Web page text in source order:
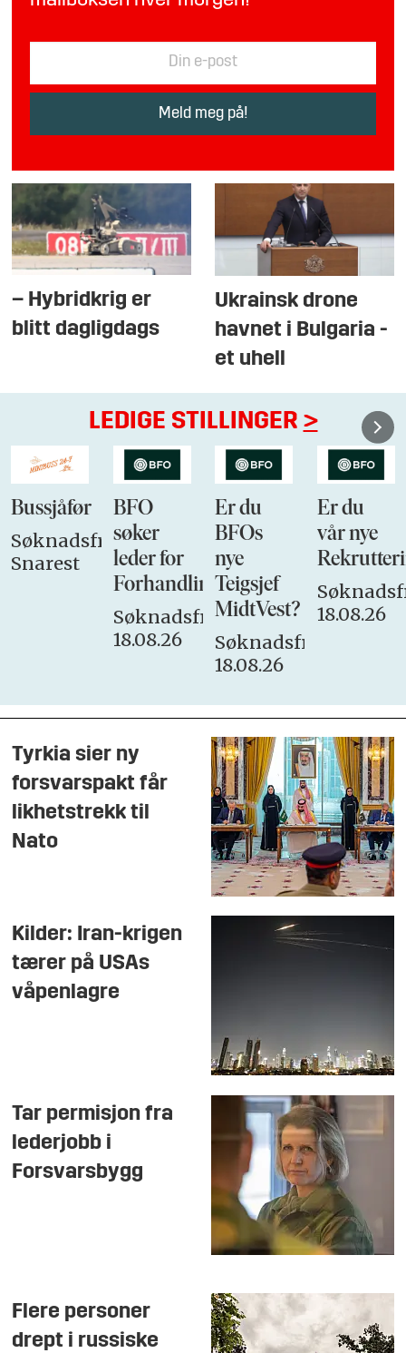
– Hybridkrig er
blitt dagligdags
Ukrainsk drone
havnet i Bulgaria -
et uhell
LEDIGE STILLINGER >
Bussjåfør
Søknadsfrist:
Snarest
BFO
søker
leder for
Forhandlingsutvalget
Søknadsfrist:
18.08.26
Er du
BFOs
nye
Teigsjef
MidtVest?
Søknadsfrist:
18.08.26
Er du
vår nye
18.08.26
Tyrkia sier ny
forsvarspakt får
likhetstrekk til
Nato
Kilder: Iran-krigen
tærer på USAs
våpenlagre
Tar permisjon fra
lederjobb i
Forsvarsbygg
Flere personer
drept i russiske